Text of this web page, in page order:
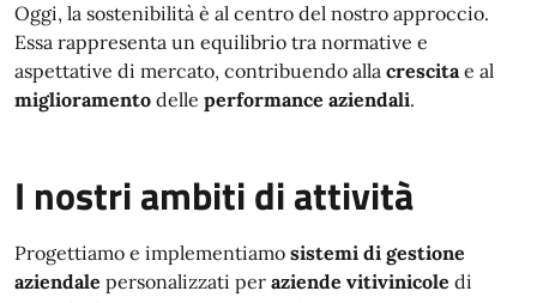
Oggi, la sostenibilità è al centro del nostro approccio.
Essa rappresenta un equilibrio tra normative e
aspettative di mercato, contribuendo alla crescitae al
miglioramento delle performance aziendali.
I nostri ambiti di attività
Progettiamo e implementiamo sistemi di gestione
aziendale personalizzati per aziende vitivinicole di